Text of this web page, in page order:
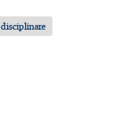
disciplinare